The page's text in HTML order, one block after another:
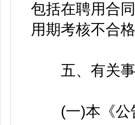
包括在聘用合
用期考核不合
五、有关事
(一)本《公告